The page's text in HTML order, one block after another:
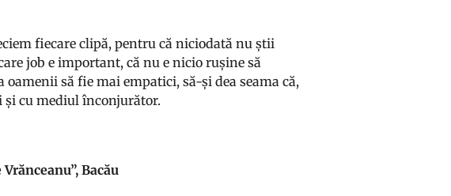
fiecare clipă, pentru că niciodată nu știi
job e important, că nu e nicio rușine să
să fie mai empatici, să-și dea seama că,
cu mediul înconjurător.
Bacău